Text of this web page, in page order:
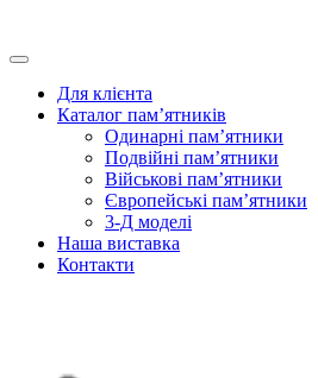
Для клієнта
Каталог пам’ятників
Одинарні пам’ятники
Подвійні пам’ятники
Військові пам’ятники
Європейські пам’ятники
3-Д моделі
Наша виставка
Контакти